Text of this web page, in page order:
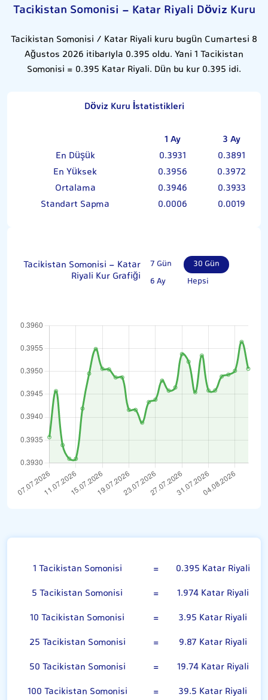
Tacikistan Somonisi - Katar Riyali Döviz Kuru
Tacikistan Somonisi / Katar Riyali kuru bugün Cumartesi 8
Ağustos 2026 itibarıyla 0.395 oldu. Yani 1 Tacikistan
Somonisi = 0.395 Katar Riyali. Dün bu kur 0.395 idi.
Döviz Kuru İstatistikleri
1 Ay
3 Ay
En Düşük
0.3931
0.3891
En Yüksek
0.3956
0.3972
Ortalama
0.3946
0.3933
Standart Sapma
0.0006 0.0019
Tacikistan Somonisi - Katar
Riyali Kur Grafiği
7 Gün
30 Gün
6 Ay
Hepsi
1 Tacikistan Somonisi =
0.395 Katar Riyali
5 Tacikistan Somonisi
=
1.974 Katar Riyali
10 Tacikistan Somonisi
=
3.95 Katar Riyali
25 Tacikistan Somonisi
=
9.87 Katar Riyali
50 Tacikistan Somonisi
=
19.74 Katar Riyali
100 Tacikistan Somonisi
=
39.5 Katar Riyali